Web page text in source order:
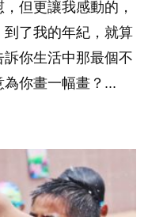
但更讓我感動的，
了我的年紀，就算
你生活中那最個不
你畫一幅畫？...